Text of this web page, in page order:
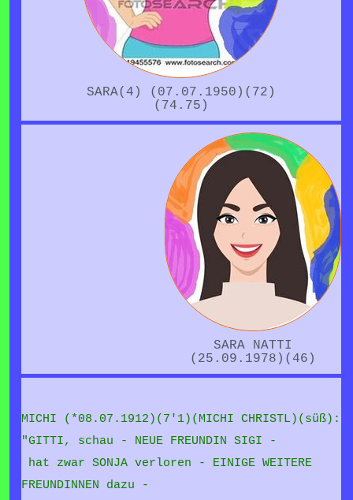
SARA(4) (07.07.1950)(72)
(74.75)
SARA NATTI
(25.09.1978)(46)
MICHI (*08.07.1912)(7'1)(MICHI CHRISTL)(süß):
"GITTI, schau - NEUE FREUNDIN SIGI -
hat zwar SONJA verloren - EINIGE WEITERE
FREUNDINNEN dazu -